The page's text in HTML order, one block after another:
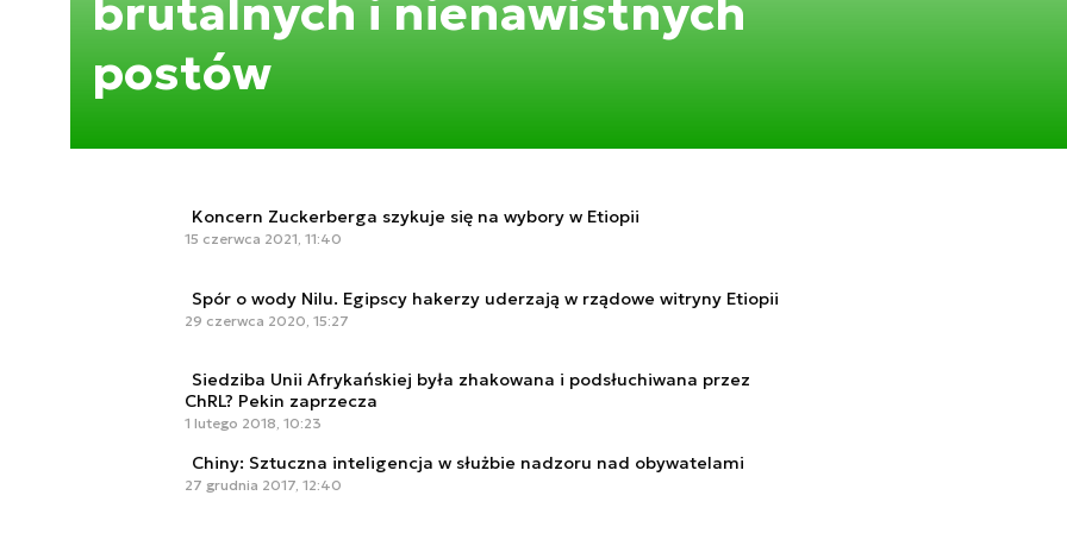
brutalnych i nienawistnych
postów
Koncern Zuckerberga szykuje się na wybory w Etiopii
15 czerwca 2021, 11:40
Spór o wody Nilu. Egipscy hakerzy uderzają w rządowe witryny Etiopii
29 czerwca 2020, 15:27
Siedziba Unii Afrykańskiej była zhakowana i podsłuchiwana przez
ChRL? Pekin zaprzecza
1 lutego 2018, 10:23
Chiny: Sztuczna inteligencja w służbie nadzoru nad obywatelami
27 grudnia 2017, 12:40